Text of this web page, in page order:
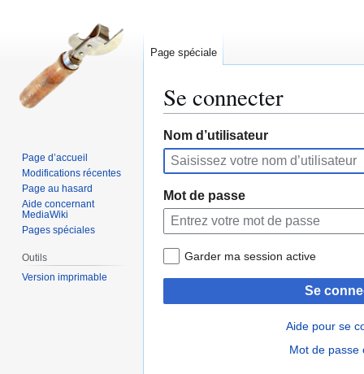
Se connecter
Aller
à
la
navigation
Aller
à
la
recherche
Nom d’utilisateur
Mot de passe
Garder ma session active
Se
Aide pour se
Mot de passe
Page spéciale
Page d’accueil
Modifications récentes
Page au hasard
Aide concernant
MediaWiki
Pages spéciales
Outils
Version imprimable